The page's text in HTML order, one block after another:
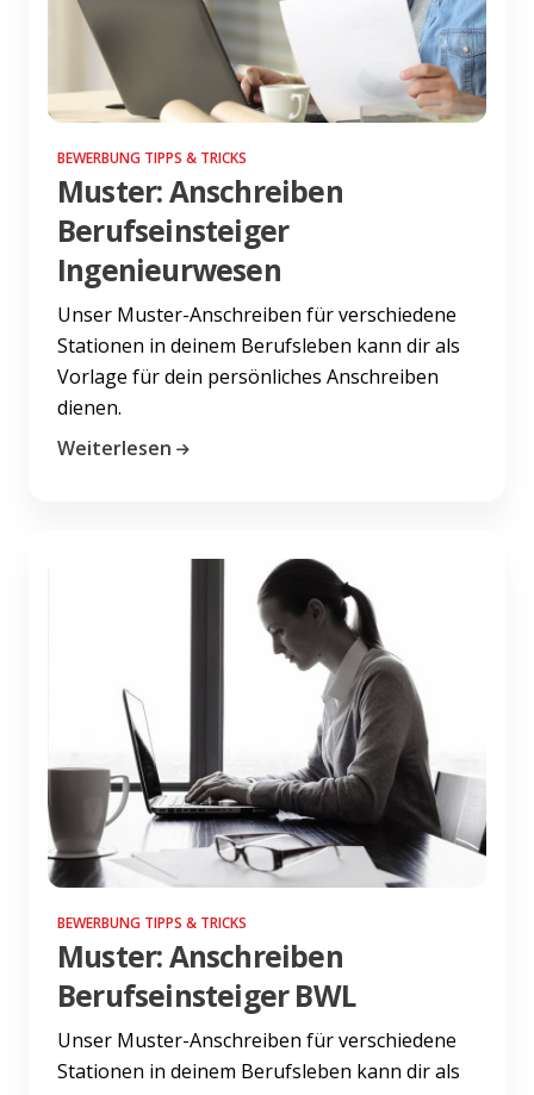
BEWERBUNG TIPPS & TRICKS
Muster: Anschreiben
Berufseinsteiger
Ingenieurwesen
Unser Muster-Anschreiben für verschiedene
Stationen in deinem Berufsleben kann dir als
Vorlage für dein persönliches Anschreiben
dienen.
Weiterlesen
BEWERBUNG TIPPS & TRICKS
Muster: Anschreiben
Berufseinsteiger BWL
Unser Muster-Anschreiben für verschiedene
Stationen in deinem Berufsleben kann dir als